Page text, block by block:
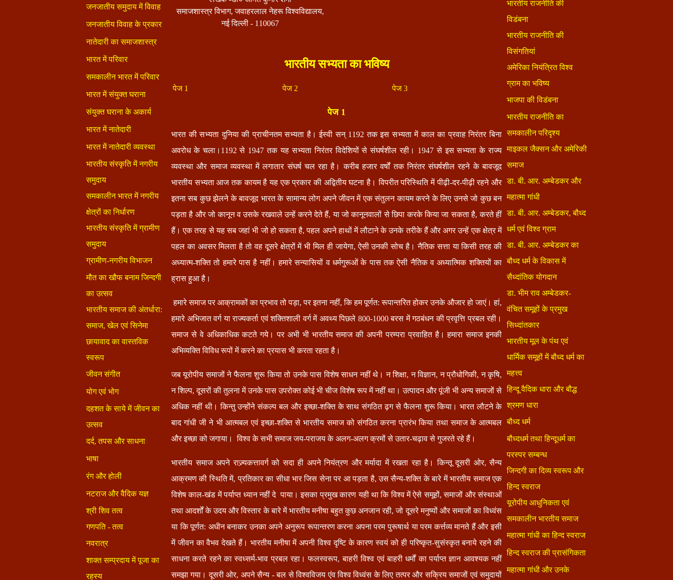
समाजशास्त्र विभाग, जवाहरलाल नेहरू विश्वविद्यालय,
नई दिल्ली - 110067
भारतीय सभ्यता का भविष्य
पेज 1 पेज 2 पेज 3
पेज 1
भारत की सभ्यता दुनिया की प्राचीनतम सभ्यता है। ईस्वी सन् 1192 तक इस सभ्यता में काल का प्रवाह निरंतर बिना
अवरोध के चला।1192 से 1947 तक यह सभ्यता निरंतर विदेशियों से संघर्षशील रही। 1947 से इस सभ्यता के राज्य
व्यवस्था और समाज व्यवस्था में लगातार संघर्ष चल रहा है। करीब हजार वर्षों तक निरंतर संघर्षशील रहने के बावजूद
भारतीय सभ्यता आज तक कायम है यह एक प्रकार की अद्वितीय घटना है। विपरीत परिस्थिति में पीढ़ी-दर-पीढ़ी रहने और
इतना सब कुछ झेलने के बावजूद भारत के सामान्य लोग अपने जीवन में एक संतुलन कायम करने के लिए उनसे जो कुछ बन
पड़ता है और जो कानून व उसके रखवाले उन्हें करने देते हैं, या जो कानूनवालों से छिपा करके किया जा सकता है, करते हीं
हैं। एक तरह से यह सब जहां भी जो हो सकता है, पहल अपने हाथों में लौटाने के उनके तरीके हैं और अगर उन्हें एक क्षेत्र में
पहल का अवसर मिलता है तो वह दूसरे क्षेत्रों में भी मिल ही जायेगा, ऐसी उनकी सोच है। नैतिक सत्ता या किसी तरह की
अध्यात्म-शक्ति तो हमारे पास है नहीं। हमारे सन्यासियों व धर्मगुरूओं के पास तक ऐसी नैतिक व अध्यात्मिक शक्तियों का
ह्रास हुआ है।
हमारे समाज पर आक्रामकों का प्रभाव तो पड़ा, पर इतना नहीं, कि हम पूर्णत: रूपान्तरित होकर उनके औजार हो जाएं। हां,
हमारे अभिजात वर्ग या राज्यकर्ता एवं शक्तिशाली वर्ग में अवथ्य पिछले 800-1000 बरस में गठबंधन की प्रवृत्ति प्रबल रही।
समाज से वे अधिकाधिक कटते गये। पर अभी भी भारतीय समाज की अपनी परम्परा प्रवाहित है। हमारा समाज इनकी
अभिव्यक्ति विविध रूपों में करने का प्रयास भी करता रहता है।
जब यूरोपीय समाजों ने फैलना शुरू किया तो उनके पास विशेष साधन नहीं थे। न शिक्षा, न विज्ञान, न प्रौधोगिकी, न कृषि,
न शिल्प, दूसरों की तुलना में उनके पास उपरोक्त कोई भी चीज विशेष रूप में नहीं था। उत्पादन और पूंजी भी अन्य समाजों से
अधिक नहीं थी। किन्तु उन्होंने संकल्प बल और इच्छा-शक्ति के साथ संगठित ढ़ग से फैलना शुरू किया। भारत लौटने के
बाद गांधी जी ने भी आत्मबल एवं इच्छा-शक्ति से भारतीय समाज को संगठित करना प्रारंभ किया तथा समाज के आत्मबल
और इच्छा को जगाया। विश्व के सभी समाज जय-पराजय के अलग-अलग क्रमों से उतार-चढ़ाव से गुजरते रहे हैं।
भारतीय समाज अपने राज्र्यकत्तावर्ग को सदा ही अपने नियंत्रण और मर्यादा में रखता रहा है। किन्तू दूसरी ओर, सैन्य
आक्रमण की स्थिति में, प्रतिकार का सीधा भार जिस सेना पर आ पड़ता है, उस सैन्य-शक्ति के बारे में भारतीय समाज एक
विशेष काल-खंड में पर्याप्त ध्यान नहीं दे पाया। इसका प्रमुख कारण यही था कि विश्व में ऐसे समूहों, समाजों और संस्थाओं
तथा आदर्शों के उदय और विस्तार के बारे में भारतीय मनीषा बहुत कुछ अनजान रही, जो दूसरे मनुष्यों और समाजों का विध्वंस
या कि पूर्णत: अधीन बनाकर उनका अपने अनुरूप रूपान्तरण करना अपना परम पुरूषार्थ या परम कर्त्तव्य मानते हैं और इसी
में जीवन का वैभव देखते हैं। भारतीय मनीषा में अपनी विश्व दृष्टि के कारण स्वयं को ही परिष्कृत-सुसंस्कृत बनाये रहने की
साधना करते रहने का स्वध्सर्म-भाव प्रबल रहा। फलस्वरूप, बाहरी विश्व एवं बाहरी धर्मों का पर्याप्त ज्ञान आवश्यक नहीं
समझा गया। दूसरी ओर, अपने सैन्य - बल से विश्वविजय एंव विश्व विध्वंस के लिए तत्पर और सक्रिय समाजों एवं समुदायों